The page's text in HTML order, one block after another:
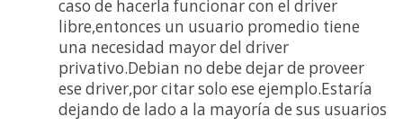
caso de hacerla funcionar con el driver
libre,entonces un usuario promedio tiene
una necesidad mayor del driver
privativo.Debian no debe dejar de proveer
ese driver,por citar solo ese ejemplo.Estaría
dejando de lado a la mayoría de sus usuarios